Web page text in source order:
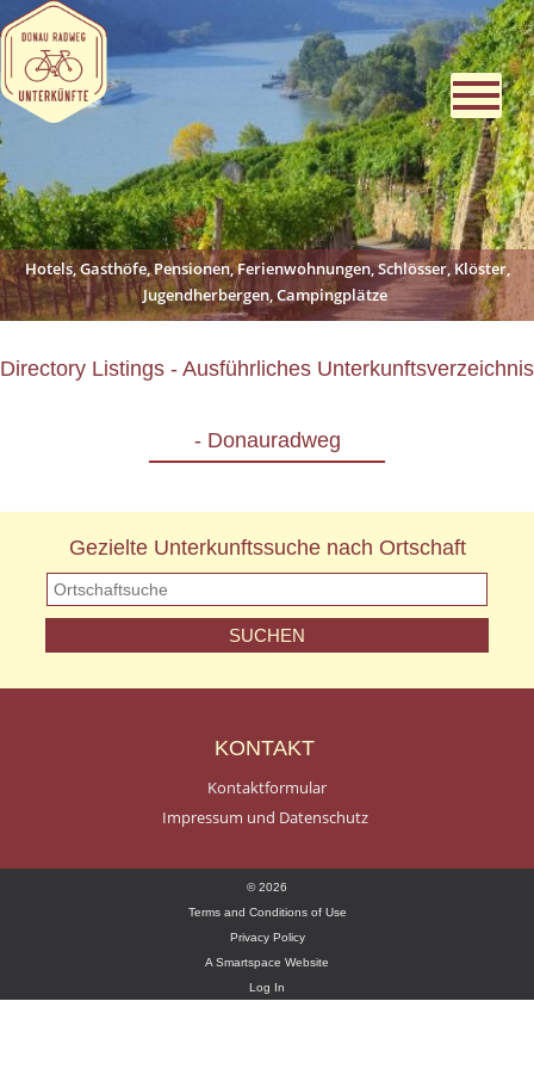
Hotels, Gasthöfe, Pensionen, Ferienwohnungen, Schlösser, Klöster,
Jugendherbergen, Campingplätze
Directory Listings - Ausführliches Unterkunftsverzeichnis
- Donauradweg
Gezielte Unterkunftssuche nach Ortschaft
KONTAKT
Kontaktformular
Impressum und Datenschutz
© 2026
Terms and Conditions of Use
Privacy Policy
A Smartspace Website
Log In